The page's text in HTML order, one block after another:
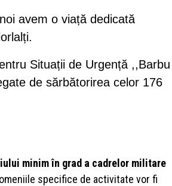
avem o viață dedicată
Situații de Urgență ,,Barbu
de sărbătorirea celor 176
minim în grad a cadrelor militare
specifice de activitate vor fi